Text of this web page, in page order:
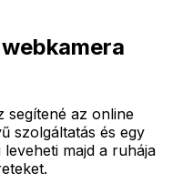
segítené az online
szolgáltatás és egy
majd a ruhája